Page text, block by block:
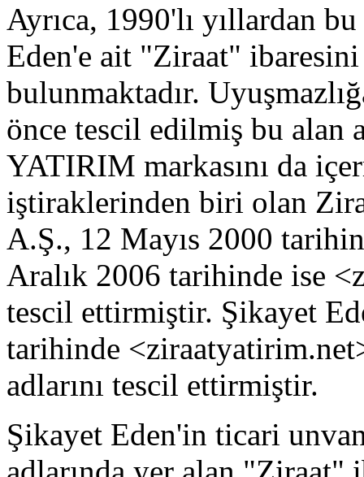
Ayrıca, 1990'lı yıllardan
Eden'e ait "Ziraat" ibaresini
bulunmaktadır.
önce tescil edilmiş bu alan
YATIRIM markasını da
iştiraklerinden biri olan
A.Ş., 12 Mayıs 2000
Aralık 2006 tarihinde ise
tescil ettirmiştir. Şikayet
tarihinde
adlarını tescil ettirmiştir.
Şikayet Eden'in ticari